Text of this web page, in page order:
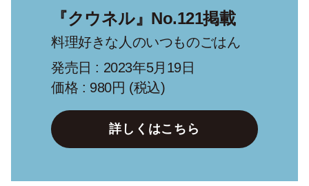
『クウネル』No.121掲載
料理好きな人のいつものごはん
発売日 : 2023年5月19日
価格 : 980円 (税込)
詳しくはこちら